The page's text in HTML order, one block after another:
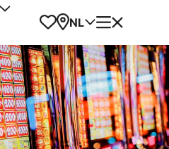
Favorieten
Kaart
NL Menu